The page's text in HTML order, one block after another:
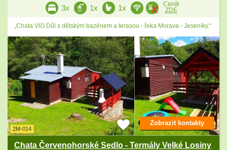
3x 1x 1x
Ceník
ZDE
„Chata Vlčí Důl s dětským bazénem a terasou - řeka Morava - Jeseníky.“
2M-014
Chata Červenohorské Sedlo - Termály Velké Losiny
Zobrazit kontakty